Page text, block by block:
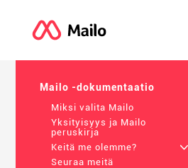
Mailo -dokumentaatio
Miksi valita Mailo
Yksityisyys ja Mailo
peruskirja
Keitä me olemme?
+
Seuraa meitä